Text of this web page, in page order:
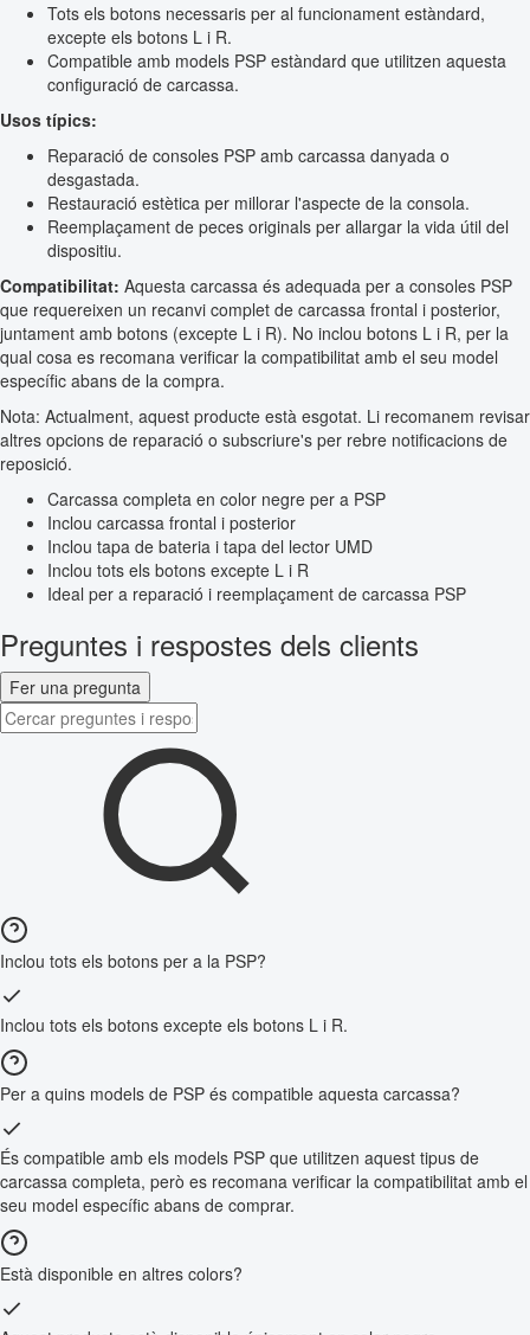
Tots els botons necessaris per al funcionament estàndard,
excepte els botons L i R.
Compatible amb models PSP estàndard que utilitzen aquesta
configuració de carcassa.
Usos típics:
Reparació de consoles PSP amb carcassa danyada o
desgastada.
Restauració estètica per millorar l'aspecte de la consola.
Reemplaçament de peces originals per allargar la vida útil del
dispositiu.
Compatibilitat: Aquesta carcassa és adequada per a consoles PSP
que requereixen un recanvi complet de carcassa frontal i posterior,
juntament amb botons (excepte L i R). No inclou botons L i R, per la
qual cosa es recomana verificar la compatibilitat amb el seu model
específic abans de la compra.
Nota: Actualment, aquest producte està esgotat. Li recomanem revisar
altres opcions de reparació o subscriure's per rebre notificacions de
reposició.
Carcassa completa en color negre per a PSP
Inclou carcassa frontal i posterior
Inclou tapa de bateria i tapa del lector UMD
Inclou tots els botons excepte L i R
Ideal per a reparació i reemplaçament de carcassa PSP
Preguntes i respostes dels clients
Fer una pregunta
Inclou tots els botons per a la PSP?
Inclou tots els botons excepte els botons L i R.
Per a quins models de PSP és compatible aquesta carcassa?
És compatible amb els models PSP que utilitzen aquest tipus de
carcassa completa, però es recomana verificar la compatibilitat amb el
seu model específic abans de comprar.
Està disponible en altres colors?